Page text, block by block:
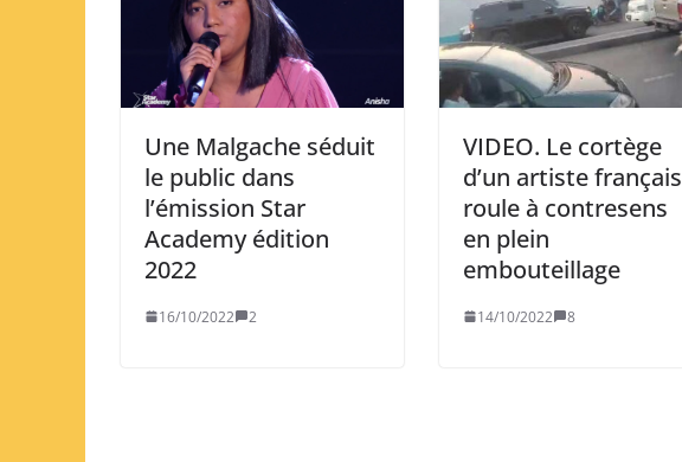
Une Malgache séduit
le public dans
l’émission Star
Academy édition
2022
16/10/2022 2
VIDEO. Le cortège
d’un artiste français
roule à contresens
en plein
embouteillage
14/10/2022 8